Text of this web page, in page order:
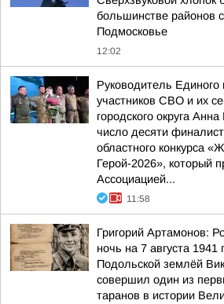
большинстве районов
Подмосковье
12:02
Руководитель
участников СВО и их
городского округа
число десяти
областного конкурса
Герой-2026», который
Ассоциацией...
11:58
Григорий Артамонов:
ночь на 7 августа 1941
Подольской землёй
совершил один из
таранов в истории